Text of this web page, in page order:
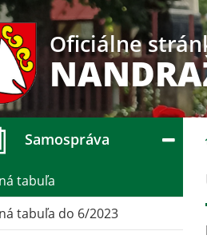
Oficiálne
Samospráva
tabuľa
tabuľa do 6/2023